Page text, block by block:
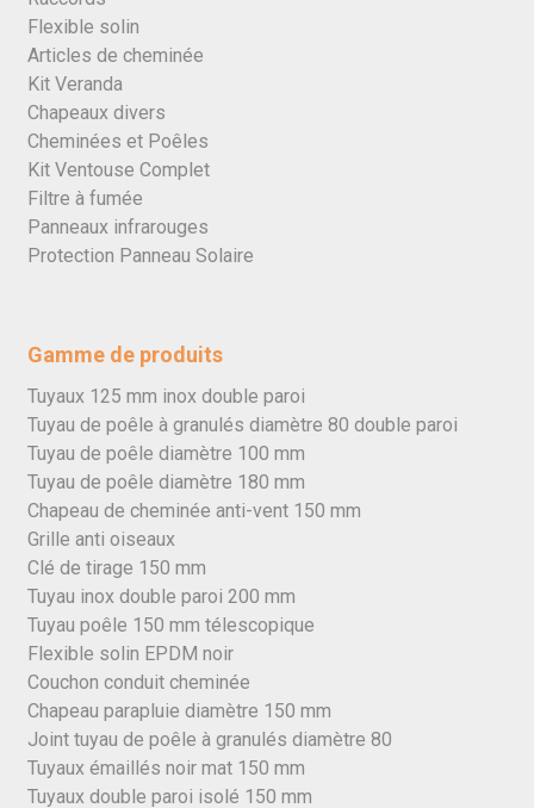
Flexible solin
Articles de cheminée
Kit Veranda
Chapeaux divers
Cheminées et Poêles
Kit Ventouse Complet
Filtre à fumée
Panneaux infrarouges
Protection Panneau Solaire
Gamme de produits
Tuyaux 125 mm inox double paroi
Tuyau de poêle à granulés diamètre 80 double paroi
Tuyau de poêle diamètre 100 mm
Tuyau de poêle diamètre 180 mm
Chapeau de cheminée anti-vent 150 mm
Grille anti oiseaux
Clé de tirage 150 mm
Tuyau inox double paroi 200 mm
Tuyau poêle 150 mm télescopique
Flexible solin EPDM noir
Couchon conduit cheminée
Chapeau parapluie diamètre 150 mm
Joint tuyau de poêle à granulés diamètre 80
Tuyaux émaillés noir mat 150 mm
Tuyaux double paroi isolé 150 mm